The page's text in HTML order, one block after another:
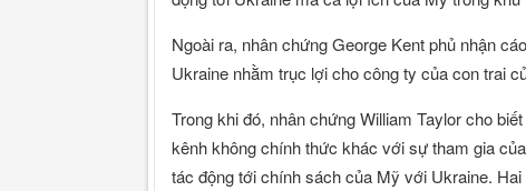
Ngoài ra, nhân chứng George Kent phủ nhận
Ukraine nhằm trục lợi cho công ty của con trai
Trong khi đó, nhân chứng William Taylor cho
kênh không chính thức khác với sự tham gia
tác động tới chính sách của Mỹ với Ukraine.